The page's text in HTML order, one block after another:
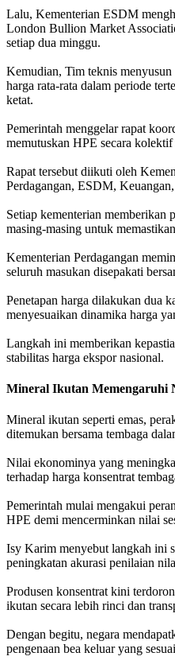
Lalu, Kementerian ESDM
London Bullion Market
setiap dua minggu.
Kemudian, Tim teknis menyusun
harga rata-rata dalam periode
ketat.
Pemerintah menggelar rapat
memutuskan HPE secara kolektif
Rapat tersebut diikuti oleh
Perdagangan, ESDM,
Setiap kementerian memberikan
masing-masing untuk
Kementerian Perdagangan
seluruh masukan disepakati
Penetapan harga dilakukan dua
menyesuaikan dinamika harga
Langkah ini memberikan
stabilitas harga ekspor nasional.
Mineral Ikutan Memengaruhi
Mineral ikutan seperti emas,
ditemukan bersama tembaga
Nilai ekonominya yang
terhadap harga konsentrat
Pemerintah mulai mengakui
HPE demi mencerminkan nilai
Isy Karim menyebut langkah ini
peningkatan akurasi penilaian
Produsen konsentrat kini
ikutan secara lebih rinci dan
Dengan begitu, negara
pengenaan bea keluar yang